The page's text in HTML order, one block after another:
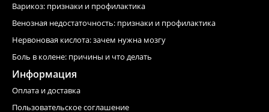
Варикоз: признаки и профилактика
Венозная недостаточность: признаки и профилактика
Нервоновая кислота: зачем нужна мозгу
Боль в колене: причины и что делать
Информация
Оплата и доставка
Пользовательское соглашение